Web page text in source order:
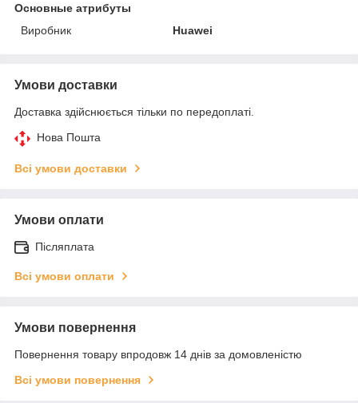
Основные атрибуты
Виробник
Huawei
Умови доставки
Доставка здійснюється тільки по передоплаті.
Нова Пошта
Всі умови доставки
Умови оплати
Післяплата
Всі умови оплати
Умови повернення
Повернення товару впродовж 14 днів за домовленістю
Всі умови повернення